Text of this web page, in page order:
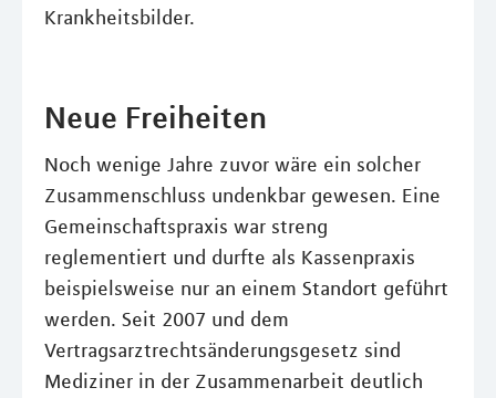
Krankheitsbilder.
Neue Freiheiten
Noch wenige Jahre zuvor wäre ein solcher
Zusammenschluss undenkbar gewesen. Eine
Gemeinschaftspraxis war streng
reglementiert und durfte als Kassenpraxis
beispielsweise nur an einem Standort geführt
werden. Seit 2007 und dem
Vertragsarztrechtsänderungsgesetz sind
Mediziner in der Zusammenarbeit deutlich